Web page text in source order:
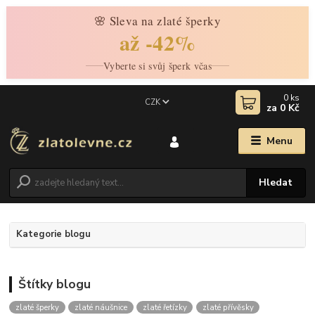
🌸 Sleva na zlaté šperky
až -42%
Vyberte si svůj šperk včas
Menu
CZK
Hledat
0 ks
za 0 Kč
Kategorie blogu
Štítky blogu
zlaté šperky zlaté náušnice zlaté řetízky
zlaté přívěsky